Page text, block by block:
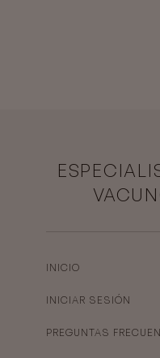
INICIO
INICIAR SESIÓN
PREGUNTAS